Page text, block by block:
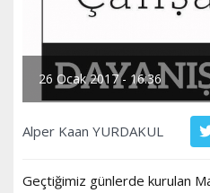
26 Ocak 2017 - 16:36
Alper Kaan YURDAKUL
Geçtiğimiz günlerde kurulan